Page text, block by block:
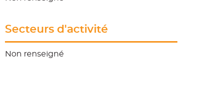
Secteurs d'activité
Non renseigné